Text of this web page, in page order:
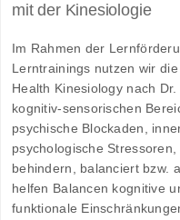
mit der Kinesiologie
Im Rahmen der
Lerntrainings nutzen wir
Health Kinesiology nach
kognitiv-sensorischen
psychische Blockaden,
psychologische
behindern, balanciert bzw.
helfen Balancen kognitive
funktionale